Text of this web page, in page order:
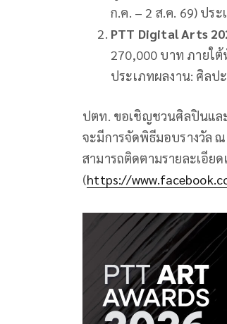
ก.ค. – 2 ส.ค. 69) ปร
PTT Digital Arts
270,000 บาท ภายใ
ประเภทผลงาน: ศิลป
ปตท. ขอเชิญชวนศิลปินและ
จะมีการจัดพิธีมอบรางวัล
สามารถติดตามรายละเอีย
(https://